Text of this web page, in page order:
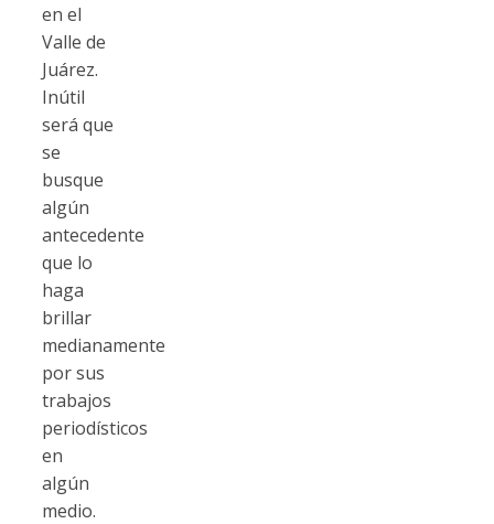
en el
Valle de
Juárez.
Inútil
será que
se
busque
algún
antecedente
que lo
haga
brillar
medianamente
por sus
trabajos
periodísticos
en
algún
medio.